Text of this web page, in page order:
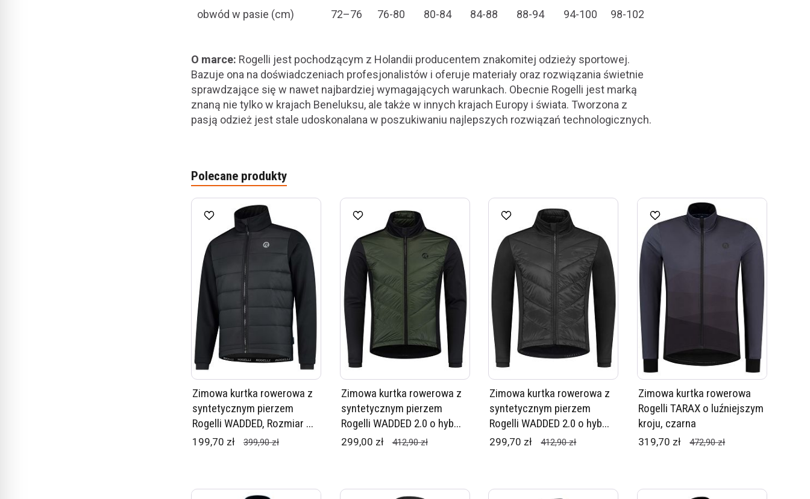
obwód w pasie (cm)
72–76 76-80 80-84 84-88 88-94 94-100 98-102
O marce: Rogelli jest pochodzącym z Holandii producentem znakomitej odzieży sportowej.
Bazuje ona na doświadczeniach profesjonalistów i oferuje materiały oraz rozwiązania świetnie
sprawdzające się w nawet najbardziej wymagających warunkach. Obecnie Rogelli jest marką
znaną nie tylko w krajach Beneluksu, ale także w innych krajach Europy i świata. Tworzona z
pasją odzież jest stale udoskonalana w poszukiwaniu najlepszych rozwiązań technologicznych.
Polecane produkty
Zimowa kurtka rowerowa z
syntetycznym pierzem
Rogelli WADDED, Rozmiar ...
199,70 zł 399,90 zł
Zimowa kurtka rowerowa z
syntetycznym pierzem
Rogelli WADDED 2.0 o hyb...
299,00 zł 412,90 zł
Zimowa kurtka rowerowa z
syntetycznym pierzem
Rogelli WADDED 2.0 o hyb...
299,70 zł 412,90 zł
Zimowa kurtka rowerowa
Rogelli TARAX o luźniejszym
kroju, czarna
319,70 zł 472,90 zł